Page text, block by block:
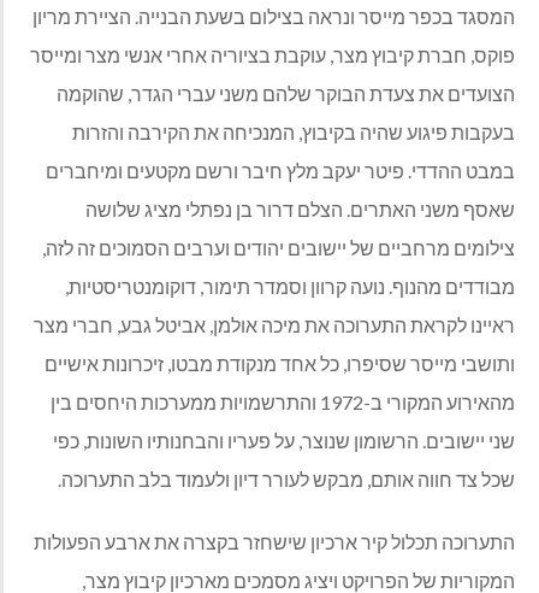
המסגד בכפר מייסר ונראה בצילום בשעת הבנייה. הציירת מריון
פוקס, חברת קיבוץ מצר, עוקבת בציוריה אחרי אנשי מצר ומייסר
הצועדים את צעדת הבוקר שלהם משני עברי הגדר, שהוקמה
בעקבות פיגוע שהיה בקיבוץ, המנכיחה את הקירבה והזרות
במבט ההדדי. פיטר יעקב מלץ חיבר ורשם מקטעים ומיחברים
שאסף משני האתרים. הצלם דרור בן נפתלי מציג שלושה
צילומים מרחביים של יישובים יהודים וערבים הסמוכים זה לזה,
מבודדים מהנוף. נועה קרוון וסמדר תימור, דוקומנטריסטיות,
ראיינו לקראת התערוכה את מיכה אולמן, אביטל גבע, חברי מצר
ותושבי מייסר שסיפרו, כל אחד מנקודת מבטו, זיכרונות אישיים
מהאירוע המקורי ב-1972 והתרשמויות ממערכות היחסים בין
שני יישובים. הרשומון שנוצר, על פעריו והבחנותיו השונות, כפי
שכל צד חווה אותם, מבקש לעורר דיון ולעמוד בלב התערוכה.
התערוכה תכלול קיר ארכיון שישחזר בקצרה את ארבע הפעולות
המקוריות של הפרויקט ויציג מסמכים מארכיון קיבוץ מצר,